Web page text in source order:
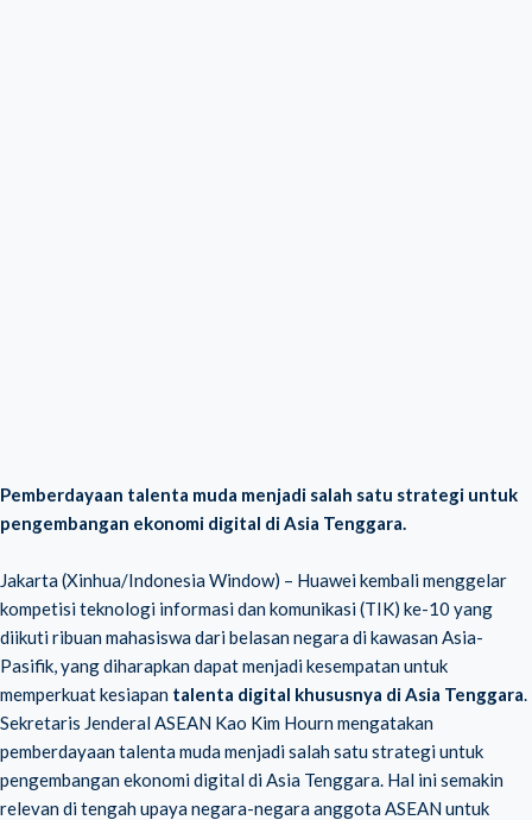
Pemberdayaan talenta muda menjadi salah satu strategi untuk
pengembangan ekonomi digital di Asia Tenggara.
Jakarta (Xinhua/Indonesia Window) – Huawei kembali menggelar
kompetisi teknologi informasi dan komunikasi (TIK) ke-10 yang
diikuti ribuan mahasiswa dari belasan negara di kawasan Asia-
Pasifik, yang diharapkan dapat menjadi kesempatan untuk
memperkuat kesiapan talenta digital khususnya di Asia Tenggara.
Sekretaris Jenderal ASEAN Kao Kim Hourn mengatakan
pemberdayaan talenta muda menjadi salah satu strategi untuk
pengembangan ekonomi digital di Asia Tenggara. Hal ini semakin
relevan di tengah upaya negara-negara anggota ASEAN untuk